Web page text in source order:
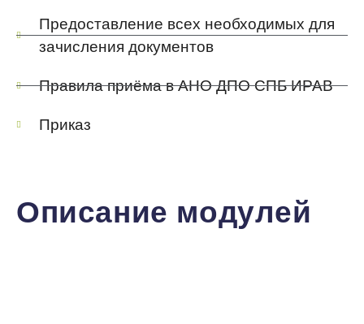
Предоставление всех необходимых для
зачисления документов
Правила приёма в АНО ДПО СПБ ИРАВ
Приказ
Описание модулей